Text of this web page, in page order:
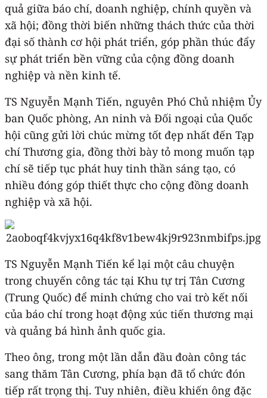
quả giữa báo chí, doanh nghiệp, chính quyền và
xã hội; đồng thời biến những thách thức của thời
đại số thành cơ hội phát triển, góp phần thúc đẩy
sự phát triển bền vững của cộng đồng doanh
nghiệp và nền kinh tế.
TS Nguyễn Mạnh Tiến, nguyên Phó Chủ nhiệm Ủy
ban Quốc phòng, An ninh và Đối ngoại của Quốc
hội cũng gửi lời chúc mừng tốt đẹp nhất đến Tạp
chí Thương gia, đồng thời bày tỏ mong muốn tạp
chí sẽ tiếp tục phát huy tinh thần sáng tạo, có
nhiều đóng góp thiết thực cho cộng đồng doanh
nghiệp và xã hội.
TS Nguyễn Mạnh Tiến kể lại một câu chuyện
trong chuyến công tác tại Khu tự trị Tân Cương
(Trung Quốc) để minh chứng cho vai trò kết nối
của báo chí trong hoạt động xúc tiến thương mại
và quảng bá hình ảnh quốc gia.
Theo ông, trong một lần dẫn đầu đoàn công tác
sang thăm Tân Cương, phía bạn đã tổ chức đón
tiếp rất trọng thị. Tuy nhiên, điều khiến ông đặc